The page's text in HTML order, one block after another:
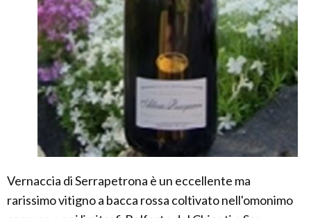
Vernaccia di Serrapetrona è un eccellente ma
rarissimo vitigno a bacca rossa coltivato nell'omonimo